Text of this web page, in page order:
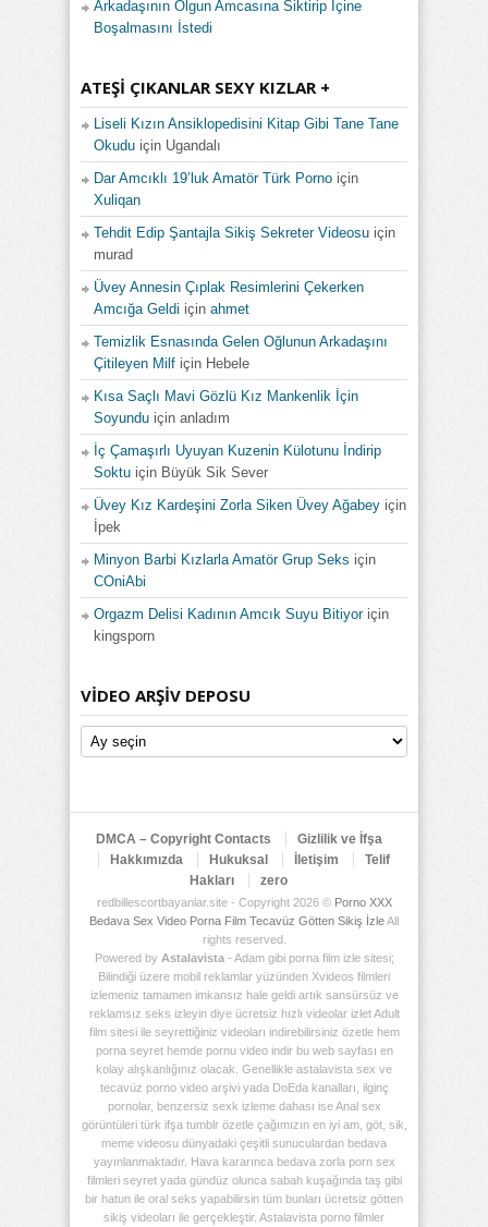
Arkadaşının Olgun Amcasına Siktirip İçine
Boşalmasını İstedi
ATEŞI ÇIKANLAR SEXY KIZLAR +
Liseli Kızın Ansiklopedisini Kitap Gibi Tane Tane
Okudu için Ugandalı
Dar Amcıklı 19’luk Amatör Türk Porno için
Xuliqan
Tehdit Edip Şantajla Sikiş Sekreter Videosu için
murad
Üvey Annesin Çıplak Resimlerini Çekerken
Amcığa Geldi için ahmet
Temizlik Esnasında Gelen Oğlunun Arkadaşını
Çitileyen Milf için Hebele
Kısa Saçlı Mavi Gözlü Kız Mankenlik İçin
Soyundu için anladım
İç Çamaşırlı Uyuyan Kuzenin Külotunu İndirip
Soktu için Büyük Sik Sever
Üvey Kız Kardeşini Zorla Siken Üvey Ağabey için
İpek
Minyon Barbi Kızlarla Amatör Grup Seks için
COniAbi
Orgazm Delisi Kadının Amcık Suyu Bitiyoriçin
kingsporn
VIDEO ARŞIV DEPOSU
Video
Arşiv
DMCA – Copyright Contacts
Gizlilik ve İfşa
Hakkımızda
Hukuksal İletişim
Telif
Hakları
zero
redbillescortbayanlar.site - Copyright 2026 © Porno XXX
Bedava Sex Video Porna Film Tecavüz Götten Sikiş İzleAll
rights reserved.
Powered by Astalavista- Adam gibi porna film izle sitesi;
Bilindiği üzere mobil reklamlar yüzünden Xvideos filmleri
izlemeniz tamamen imkansız hale geldi artık sansürsüz ve
reklamsız seks izleyin diye ücretsiz hızlı videolar izlet Adult
film sitesi ile seyrettiğiniz videoları indirebilirsiniz özetle hem
porna seyret hemde pornu video indir bu web sayfası en
kolay alışkanlığınız olacak. Genellikle astalavista sex ve
tecavüz porno video arşivi yada DoEda kanalları, ilginç
pornolar, benzersiz sexk izleme dahası ise Anal sex
görüntüleri türk ifşa tumblr özetle çağımızın en iyi am, göt, sik,
meme videosu dünyadaki çeşitli sunuculardan bedava
yayınlanmaktadır. Hava kararınca bedava zorla porn sex
filmleri seyret yada gündüz olunca sabah kuşağında taş gibi
bir hatun ile oral seks yapabilirsin tüm bunları ücretsiz götten
sikiş videoları ile gerçekleştir. Astalavista porno filmler